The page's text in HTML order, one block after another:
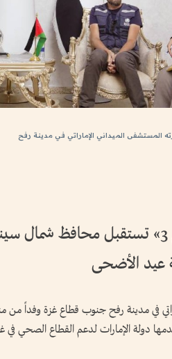
المستشفى الميداني الإماراتي في مدينة رفح
بعثة «الفارس الشهم 3» تستقبل محافظ
عيد الأضحى
في مدينة رفح جنوب قطاع غزة وفداً من
دولة الإمارات لدعم القطاع الصحي